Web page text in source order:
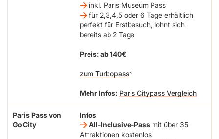
inkl. Paris Museum Pass
für 2,3,4,5 oder 6 Tage erhältlich
perfekt für Erstbesuch, lohnt sich
bereits ab 2 Tage
Preis: ab 140€
zum Turbopass
Mehr Infos: Paris Citypass Vergleich
Paris Pass von
Go City
Infos
All-Inclusive-Pass mit über 35
Attraktionen kostenlos